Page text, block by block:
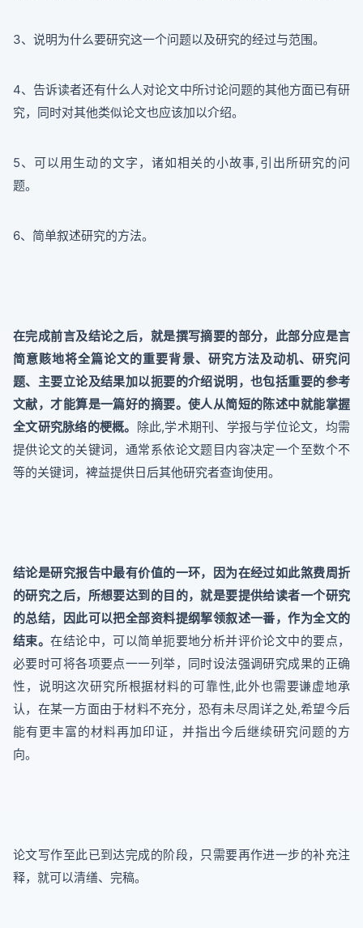
3、说明为什么要研究这一个问题以及研究的经过与范围。
4、告诉读者还有什么人对论文中所讨论问题的其他方面已有研
究，同时对其他类似论文也应该加以介绍。
5、可以用生动的文字，诸如相关的小故事,引出所研究的问
题。
6、简单叙述研究的方法。
在完成前言及结论之后，就是撰写摘要的部分，此部分应是言
简意赅地将全篇论文的重要背景、研究方法及动机、研究问
题、主要立论及结果加以扼要的介绍说明，也包括重要的参考
文献，才能算是一篇好的摘要。使人从简短的陈述中就能掌握
全文研究脉络的梗概。 除此,学术期刊、学报与学位论文，均需
提供论文的关键词，通常系依论文题目内容决定一个至数个不
等的关键词，裨益提供日后其他研究者查询使用。
结论是研究报告中最有价值的一环，因为在经过如此煞费周折
的研究之后，所想要达到的目的，就是要提供给读者一个研究
的总结，因此可以把全部资料提纲挈领叙述一番，作为全文的
结束。在结论中，可以简单扼要地分析并评价论文中的要点，
必要时可将各项要点一一列举，同时设法强调研究成果的正确
性，说明这次研究所根据材料的可靠性,此外也需要谦虚地承
认，在某一方面由于材料不充分，恐有未尽周详之处,希望今后
能有更丰富的材料再加印证，并指出今后继续研究问题的方
向。
论文写作至此已到达完成的阶段，只需要再作进一步的补充注
释，就可以清缮、完稿。